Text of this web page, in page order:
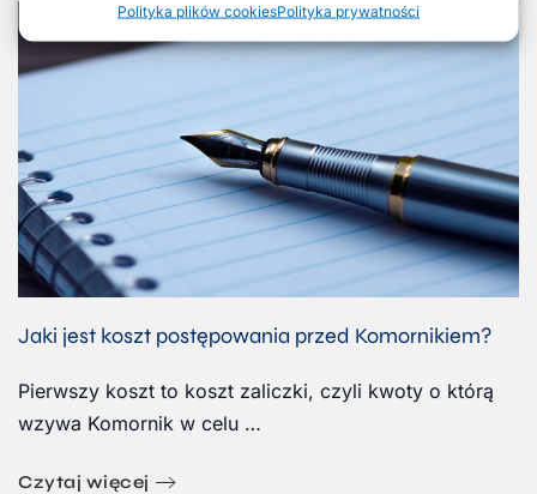
Polityka plików cookiesPolityka prywatności
Jaki jest koszt postępowania przed Komornikiem?
Pierwszy koszt to koszt zaliczki, czyli kwoty o którą
wzywa Komornik w celu …
Czytaj więcej